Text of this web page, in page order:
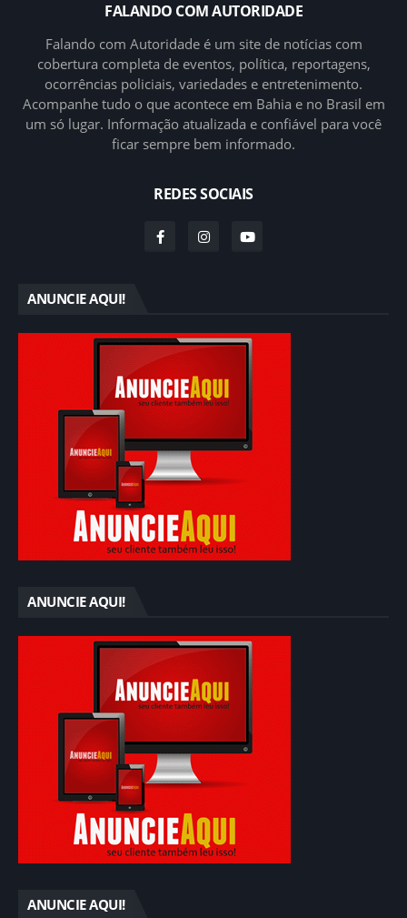
FALANDO COM AUTORIDADE
Falando com Autoridade é um site de notícias com
cobertura completa de eventos, política, reportagens,
ocorrências policiais, variedades e entretenimento.
Acompanhe tudo o que acontece em Bahia e no Brasil em
um só lugar. Informação atualizada e confiável para você
ficar sempre bem informado.
REDES SOCIAIS
ANUNCIE AQUI!
ANUNCIE AQUI!
ANUNCIE AQUI!